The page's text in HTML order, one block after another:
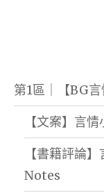
第1區｜【BG
【文案】言
【書籍評論
Notes